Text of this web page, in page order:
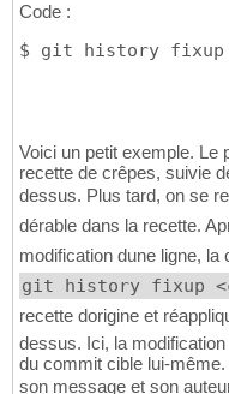
Code :
$ git history fixup
Voici un petit exemple. Le
recette de crêpes, suivie
dessus. Plus tard, on se
dérable dans la recette.
modification dune ligne,
git history fixup
recette dorigine et
dessus. Ici, la
du commit cible lui-
son message et son